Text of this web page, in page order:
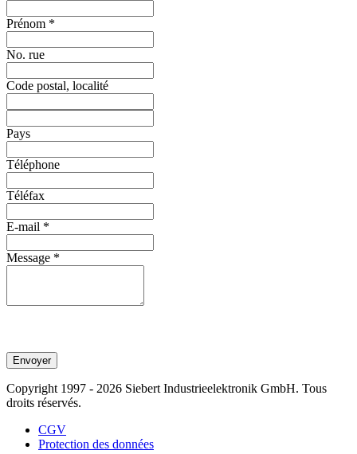
Prénom *
No. rue
Code postal, localité
Pays
Téléphone
Téléfax
E-mail *
Message *
Envoyer
Copyright 1997 - 2026 Siebert Industrieelektronik GmbH. Tous
droits réservés.
CGV
Protection des données